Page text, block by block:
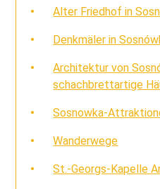
Alter Friedhof in
Denkmäler in
Architektur von
schachbrettartige
Sosnowka-
Wanderwege
St.-Georgs-Kapelle